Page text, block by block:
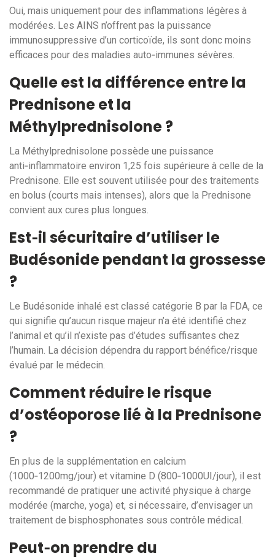
Oui, mais uniquement pour des inflammations légères à
modérées. Les AINS n’offrent pas la puissance
immunosuppressive d’un corticoïde, ils sont donc moins
efficaces pour des maladies auto‑immunes sévères.
Quelle est la différence entre la
Prednisone et la
Méthylprednisolone ?
La Méthylprednisolone possède une puissance
anti‑inflammatoire environ 1,25 fois supérieure à celle de la
Prednisone. Elle est souvent utilisée pour des traitements
en bolus (courts mais intenses), alors que la Prednisone
convient aux cures plus longues.
Est‑il sécuritaire d’utiliser le
Budésonide pendant la grossesse
?
Le Budésonide inhalé est classé catégorie B par la FDA, ce
qui signifie qu’aucun risque majeur n’a été identifié chez
l’animal et qu’il n’existe pas d’études suffisantes chez
l’humain. La décision dépendra du rapport bénéfice/risque
évalué par le médecin.
Comment réduire le risque
d’ostéoporose lié à la Prednisone
?
En plus de la supplémentation en calcium
(1000‑1200mg/jour) et vitamine D (800‑1000UI/jour), il est
recommandé de pratiquer une activité physique à charge
modérée (marche, yoga) et, si nécessaire, d’envisager un
traitement de bisphosphonates sous contrôle médical.
Peut‑on prendre du